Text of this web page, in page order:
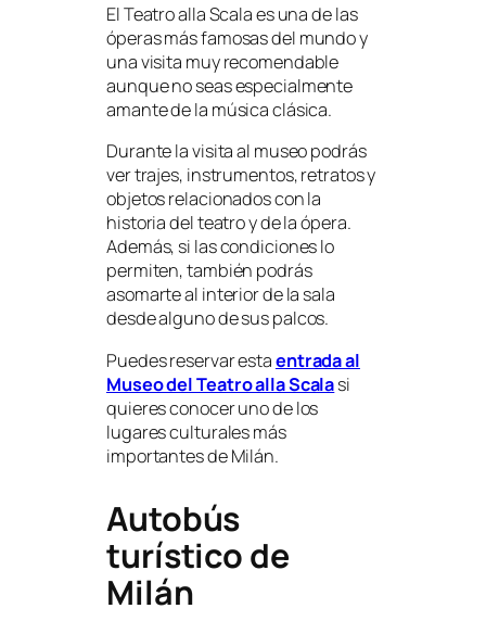
El Teatro alla Scala es una de las
óperas más famosas del mundo y
una visita muy recomendable
aunque no seas especialmente
amante de la música clásica.
Durante la visita al museo podrás
ver trajes, instrumentos, retratos y
objetos relacionados con la
historia del teatro y de la ópera.
Además, si las condiciones lo
permiten, también podrás
asomarte al interior de la sala
desde alguno de sus palcos.
Puedes reservar estaentrada al
Museo del Teatro alla Scalasi
quieres conocer uno de los
lugares culturales más
importantes de Milán.
Autobús
turístico de
Milán